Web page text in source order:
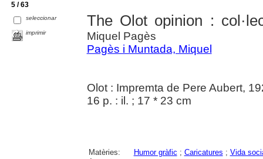
5 / 63
seleccionar
imprimir
The Olot opinion :
Miquel Pagès
Pagès i Muntada, Miquel
Olot : Impremta de Pere Aubert,
16 p. : il. ; 17 * 23 cm
Matèries: Humor gràfic ; Caricatures ; Vida